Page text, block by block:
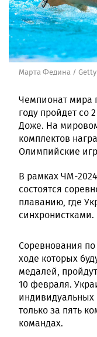
Марта Федина /
Чемпионат мира
году пройдет со
Доже. На
комплектов
Олимпийские
В рамках ЧМ-
состоятся
плаванию, где
синхронистками.
Соревнования
ходе которых
медалей,
10 февраля.
индивидуальных
только за пять
командах.